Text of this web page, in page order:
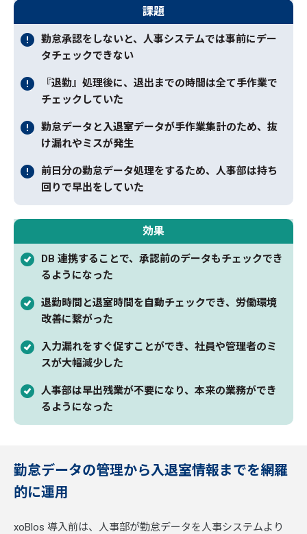
課題
勤怠承認をしないと、人事システムでは事前にデー
タチェックできない
『退勤』処理後に、退出までの時間は全て手作業で
チェックしていた
勤怠データと入退室データが手作業集計のため、抜
け漏れやミスが発生
前日分の勤怠データ処理をするため、人事部は持ち
回りで早出をしていた
効果
DB 連携することで、承認前のデータもチェックでき
るようになった
退勤時間と退室時間を自動チェックでき、労働環境
改善に繋がった
入力漏れをすぐ促すことができ、社員や管理者のミ
スが大幅減少した
人事部は早出残業が不要になり、本来の業務ができ
るようになった
勤怠データの管理から入退室情報までを網羅
的に運用
xoBlos 導入前は、人事部が勤怠データを人事システムより